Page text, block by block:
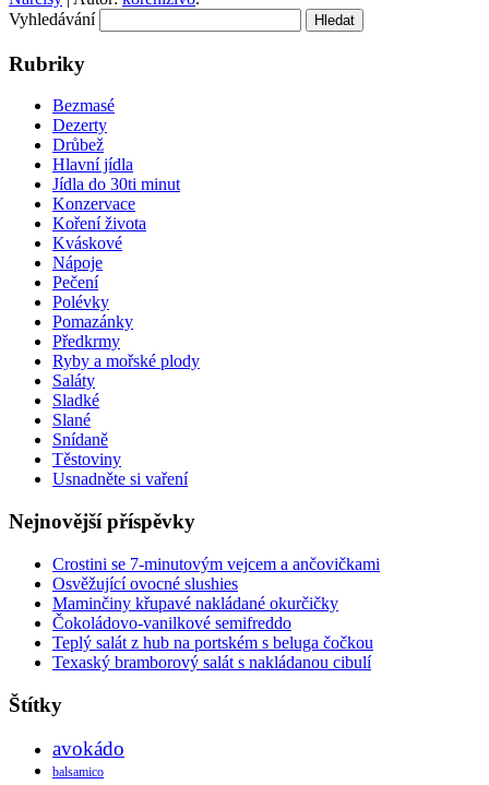
Vyhledávání
Rubriky
Bezmasé
Dezerty
Drůbež
Hlavní jídla
Jídla do 30ti minut
Konzervace
Koření života
Kváskové
Nápoje
Pečení
Polévky
Pomazánky
Předkrmy
Ryby a mořské plody
Saláty
Sladké
Slané
Snídaně
Těstoviny
Usnadněte si vaření
Nejnovější příspěvky
Crostini se 7-minutovým vejcem a ančovičkami
Osvěžující ovocné slushies
Maminčiny křupavé nakládané okurčičky
Čokoládovo-vanilkové semifreddo
Teplý salát z hub na portském s beluga čočkou
Texaský bramborový salát s nakládanou cibulí
Štítky
avokádo
balsamico